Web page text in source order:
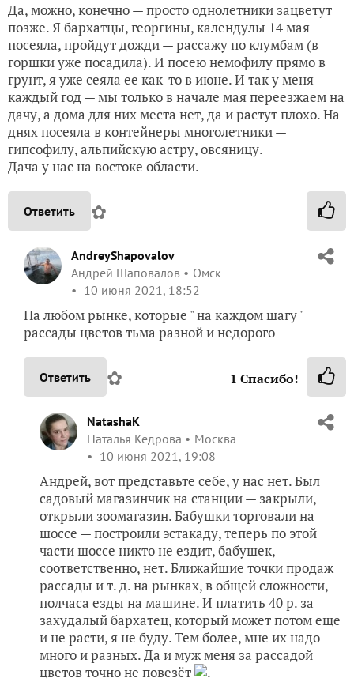
Да, можно, конечно — просто однолетники зацветут
позже. Я бархатцы, георгины, календулы 14 мая
посеяла, пройдут дожди — рассажу по клумбам (в
горшки уже посадила). И посею немофилу прямо в
грунт, я уже сеяла ее как-то в июне. И так у меня
каждый год — мы только в начале мая переезжаем на
дачу, а дома для них места нет, да и растут плохо. На
днях посеяла в контейнеры многолетники —
гипсофилу, альпийскую астру, овсяницу.
Дача у нас на востоке области.
Ответить ✿
AndreyShapovalov
Андрей Шаповалов
Омск
10 июня 2021, 18:52
На любом рынке, которые " на каждом шагу "
рассады цветов тьма разной и недорого
Ответить ✿ 1 Спасибо!
NatashaK
Наталья Кедрова
Москва
10 июня 2021, 19:08
Андрей, вот представьте себе, у нас нет. Был
садовый магазинчик на станции — закрыли,
открыли зоомагазин. Бабушки торговали на
шоссе — построили эстакаду, теперь по этой
части шоссе никто не ездит, бабушек,
соответственно, нет. Ближайшие точки продаж
рассады и т. д. на рынках, в общей сложности,
полчаса езды на машине. И платить 40 р. за
захудалый бархатец, который может потом еще
и не расти, я не буду. Тем более, мне их надо
много и разных. Да и муж меня за рассадой
цветов точно не повезёт
.